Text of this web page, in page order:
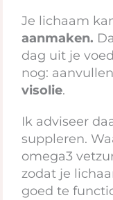
Je lichaam
aanmaken.
dag uit je
nog:
visolie.
Ik adviseer
suppleren.
omega3
zodat je
goed te